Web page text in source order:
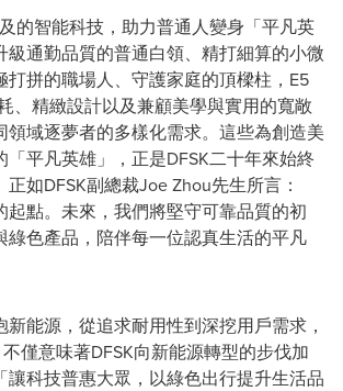
的智能科技，助力普通人變身「平凡英
級通勤品質的普通白領、精打細算的小微
打拼的職場人、守護家庭的頂樑柱，E5
、精緻設計以及兼顧美學與實用的寬敞
領域逐夢者的多樣化需求。這些為創造美
平凡英雄」，正是DFSK二十年來始終
如DFSK副總裁Joe Zhou先生所言：
起點。未來，我們將堅守可靠品質的初
綠色產品，陪伴每一位認真生活的平凡
能源，從追求耐用性到深挖用戶需求，
不僅意味著DFSK向新能源轉型的步伐加
讓科技普惠大眾，以綠色出行提升生活品